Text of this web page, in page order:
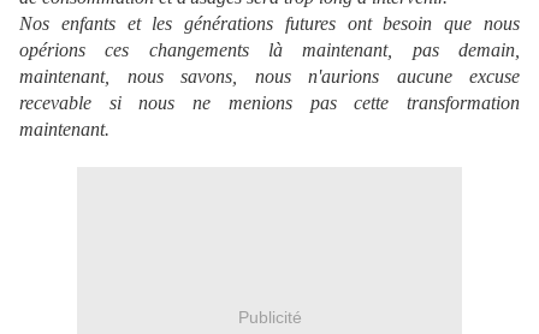
Nos enfants et les générations futures ont besoin que nous
opérions ces changements là maintenant, pas demain,
maintenant, nous savons, nous n'aurions aucune excuse
recevable si nous ne menions pas cette transformation
maintenant.
Publicité